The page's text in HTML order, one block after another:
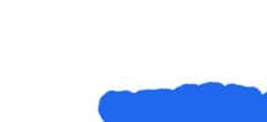
afbeelding